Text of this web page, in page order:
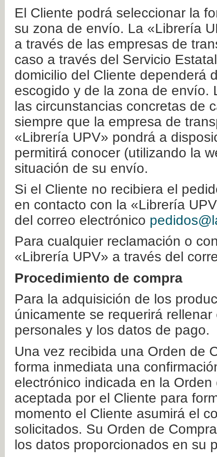
El Cliente podrá seleccionar la
su zona de envío. La «Librería
a través de las empresas de
caso a través del Servicio
domicilio del Cliente dependerá
escogido y de la zona de envío.
las circunstancias concretas de
siempre que la empresa de
«Librería UPV» pondrá a
permitirá conocer (utilizando la
situación de su envío.
Si el Cliente no recibiera el
en contacto con la «Librería
del correo electrónico
Para cualquier reclamación o
«Librería UPV» a través del
Procedimiento de compra
Para la adquisición de los
únicamente se requerirá
personales y los datos de pago.
Una vez recibida una Orden de
forma inmediata una
electrónico indicada en la
aceptada por el Cliente para
momento el Cliente asumirá el
solicitados. Su Orden de
los datos proporcionados en su